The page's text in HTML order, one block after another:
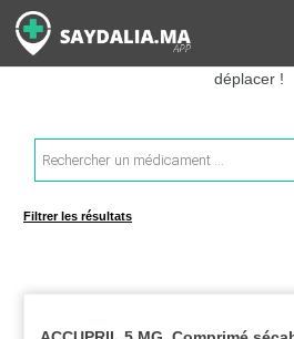
Rechercher les informations sur vos
estimer ainsi le coût total de votre
déplacer !
Recherche
de
produits
Filtrer les résultats